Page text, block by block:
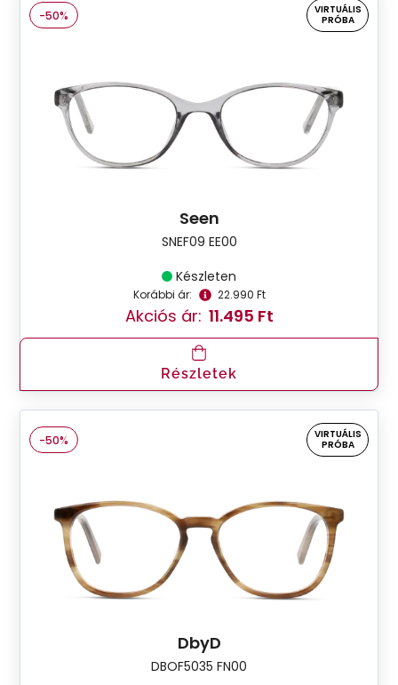
-50%
VIRTUÁLIS
PRÓBA
Seen
SNEF09 EE00
Készleten
Korábbi ár: 22.990 Ft
Akciós ár: 11.495 Ft
Részletek
-50%
VIRTUÁLIS
PRÓBA
DbyD
DBOF5035 FN00